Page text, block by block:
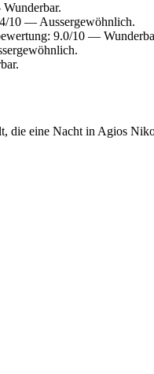
10 — Aussergewöhnlich.
9.0/10 —
die eine Nacht in Agios